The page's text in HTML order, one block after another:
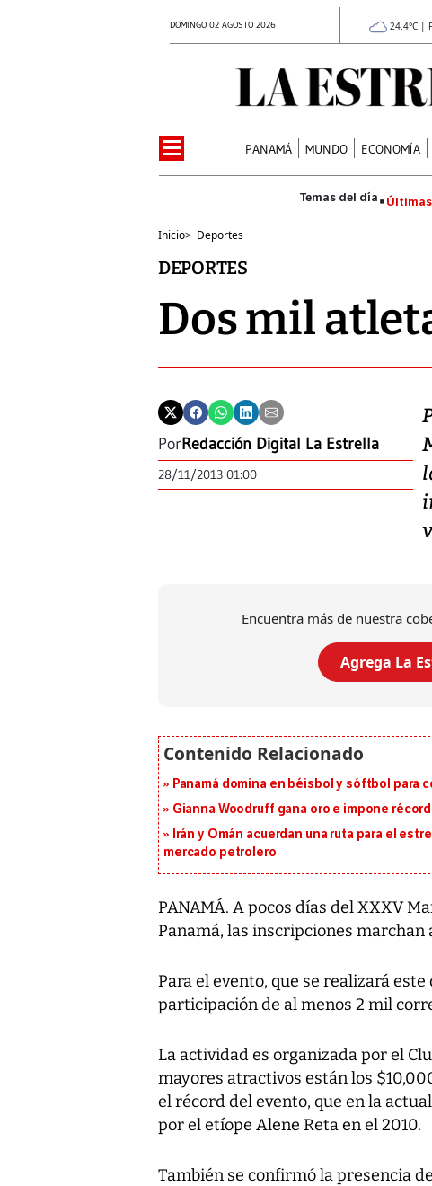
DOMINGO 02 AGOSTO 2026 24.4°C |
PANAMÁ MUNDO ECONOMÍA
Inicio> Deportes
DEPORTES
Dos mil
PorRedacción Digital La Estrella
28/11/2013 01:00
Encuentra más de nuestra
Agrega La
Panamá domina en béisbol y sóftbol para
Gianna Woodruff gana oro e impone
Irán y Omán acuerdan una ruta para el
mercado petrolero
PANAMÁ. A pocos días del XXXV
Panamá, las inscripciones marchan
Para el evento, que se realizará
participación de al menos 2 mil
La actividad es organizada por el
mayores atractivos están los
el récord del evento, que en la
por el etíope Alene Reta en el 2010.
También se confirmó la presencia